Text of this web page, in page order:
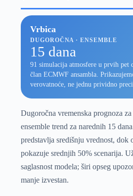
Vrbica
DUGOROČNA · ENSEMBLE
15 dana
91 simulacija atmosfere u prvih pet
član ECMWF ansambla.
verovatnoće, ne jednu prividno
Dugoročna vremenska prognoza
ensemble trend za narednih 15
predstavlja središnju vrednost, dok
pokazuje srednjih 50% scenarija.
saglasnost modela; širi opseg
manje izvestan.